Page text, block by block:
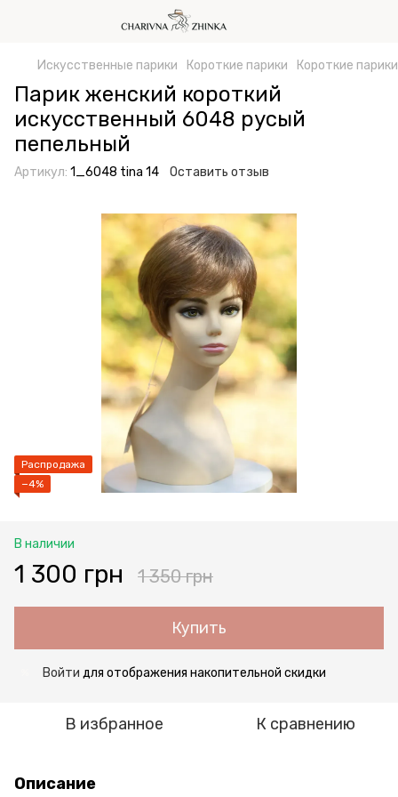
Искусственные парики Короткие парики Короткие
Парик женский короткий
искусственный 6048 русый
пепельный
Артикул: 1_6048 tina 14 Оставить отзыв
Распродажа
−4%
В наличии
1 300 грн 1 350 грн
Купить
Войти для отображения накопительной скидки
В избранное К сравнению
Описание